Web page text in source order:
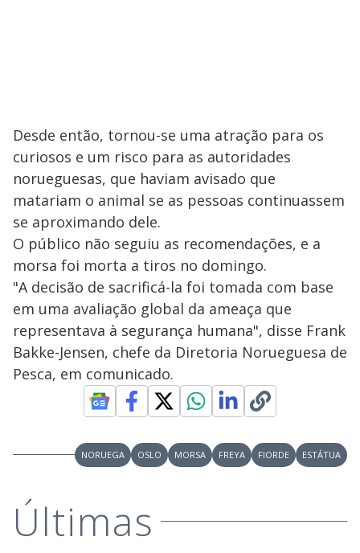
Desde então, tornou-se uma atração para os
curiosos e um risco para as autoridades
norueguesas, que haviam avisado que
matariam o animal se as pessoas continuassem
se aproximando dele.
O público não seguiu as recomendações, e a
morsa foi morta a tiros no domingo.
"A decisão de sacrificá-la foi tomada com base
em uma avaliação global da ameaça que
representava à segurança humana", disse Frank
Bakke-Jensen, chefe da Diretoria Norueguesa de
Pesca, em comunicado.
NORUEGA OSLO MORSA FREYA FIORDE ESTÁTUA
Últimas